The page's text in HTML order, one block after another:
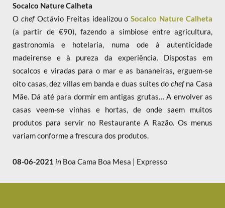
Socalco Nature Calheta
O chefOctávio Freitas idealizou oSocalco Nature Calheta
(a partir de €90), fazendo a simbiose entre agricultura,
gastronomia e hotelaria, numa ode à autenticidade
madeirense e à pureza da experiência. Dispostas em
socalcos e viradas para o mar e as bananeiras, erguem-se
oito casas, dez villas em banda e duas suites do chefna Casa
Mãe. Dá até para dormir em antigas grutas… A envolver as
casas veem-se vinhas e hortas, de onde saem muitos
produtos para servir no Restaurante A Razão. Os menus
variam conforme a frescura dos produtos.
08-06-2021 in Boa Cama Boa Mesa | Expresso